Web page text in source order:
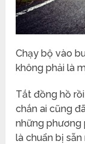
Chạy bộ vào
không phải là
Tắt đồng hồ
chắn ai cũng
những phương
là chuẩn bị